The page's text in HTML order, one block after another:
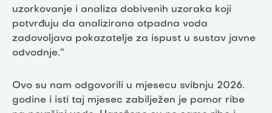
uzorkovanje i analiza dobivenih uzoraka koji
potvrđuju da analizirana otpadna voda
zadovoljava pokazatelje za ispust u sustav javne
odvodnje.“
Ovo su nam odgovorili u mjesecu svibnju 2026.
godine i isti taj mjesec zabilježen je pomor ribe